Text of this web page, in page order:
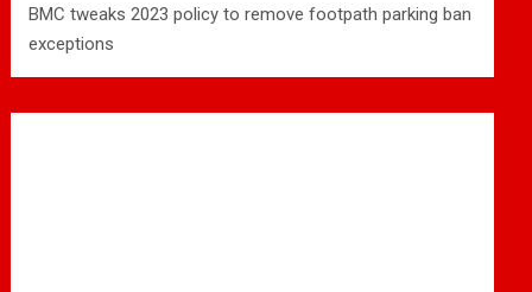
BMC tweaks 2023 policy to remove footpath parking ban
exceptions